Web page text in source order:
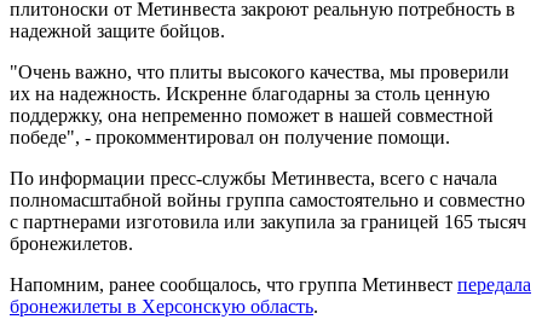
плитоноски от Метинвеста закроют реальную потребность в
надежной защите бойцов.
"Очень важно, что плиты высокого качества, мы проверили
их на надежность. Искренне благодарны за столь ценную
поддержку, она непременно поможет в нашей совместной
победе", - прокомментировал он получение помощи.
По информации пресс-службы Метинвеста, всего с начала
полномасштабной войны группа самостоятельно и совместно
с партнерами изготовила или закупила за границей 165 тысяч
бронежилетов.
Напомним, ранее сообщалось, что группа Метинвест передала
бронежилеты в Херсонскую область.